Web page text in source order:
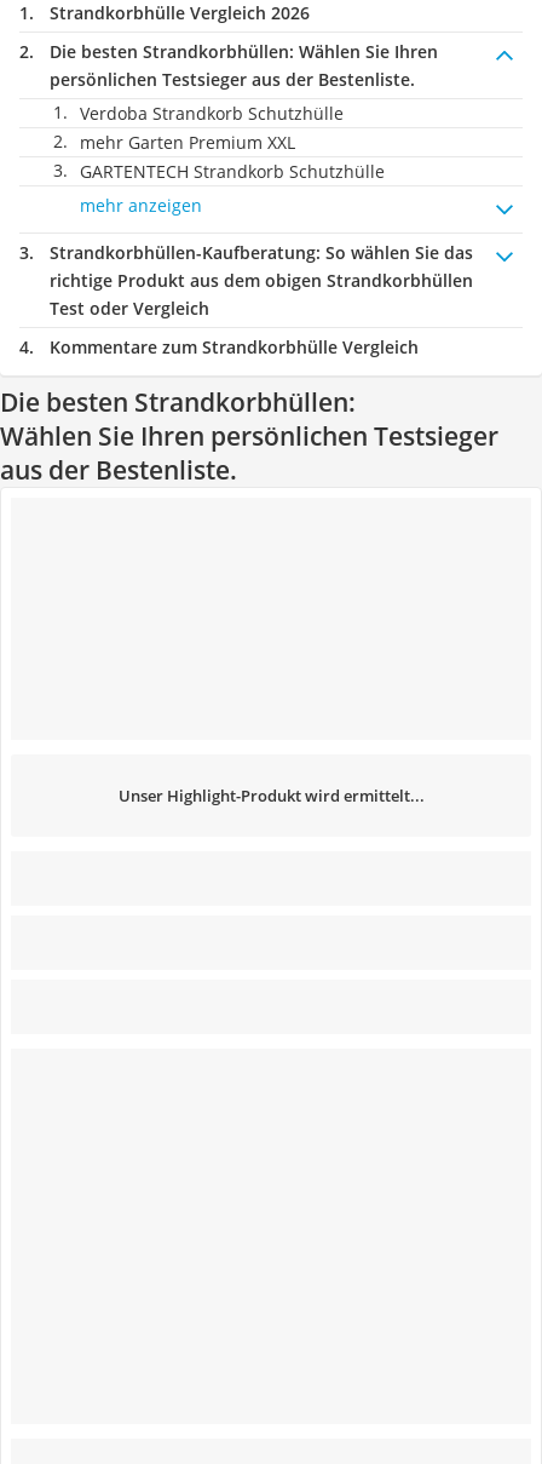
Strandkorbhülle Vergleich 2026
Die besten Strandkorbhüllen: Wählen Sie Ihren
persönlichen Testsieger aus der Bestenliste.
Verdoba Strandkorb Schutzhülle
mehr Garten Premium XXL
GARTENTECH Strandkorb Schutzhülle
mehr anzeigen
Strandkorbhüllen-Kaufberatung: So wählen Sie das
richtige Produkt aus dem obigen Strandkorbhüllen
Test oder Vergleich
Kommentare zum Strandkorbhülle Vergleich
Die besten Strandkorbhüllen:
Wählen Sie Ihren persönlichen Testsieger
aus der Bestenliste.
Unser Highlight-Produkt wird ermittelt...